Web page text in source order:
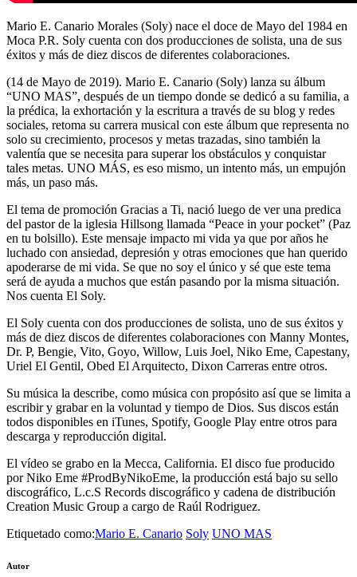
Mario E. Canario Morales (Soly) nace el doce de Mayo del 1984 en
Moca P.R. Soly cuenta con dos producciones de solista, una de sus
éxitos y más de diez discos de diferentes colaboraciones.
(14 de Mayo de 2019). Mario E. Canario (Soly) lanza su álbum
“UNO MAS”, después de un tiempo donde se dedicó a su familia, a
la prédica, la exhortación y la escritura a través de su blog y redes
sociales, retoma su carrera musical con este álbum que representa no
solo su crecimiento, procesos y metas trazadas, sino también la
valentía que se necesita para superar los obstáculos y conquistar
tales metas. UNO MÁS, es eso mismo, un intento más, un empujón
más, un paso más.
El tema de promoción Gracias a Ti, nació luego de ver una predica
del pastor de la iglesia Hillsong llamada “Peace in your pocket” (Paz
en tu bolsillo). Este mensaje impacto mi vida ya que por años he
luchado con ansiedad, depresión y otras emociones que han querido
apoderarse de mi vida. Se que no soy el único y sé que este tema
será de ayuda a muchos que están pasando por la misma situación.
Nos cuenta El Soly.
El Soly cuenta con dos producciones de solista, uno de sus éxitos y
más de diez discos de diferentes colaboraciones con Manny Montes,
Dr. P, Bengie, Vito, Goyo, Willow, Luis Joel, Niko Eme, Capestany,
Uriel El Gentil, Obed El Arquitecto, Dixon Carreras entre otros.
Su música la describe, como música con propósito así que se limita a
escribir y grabar en la voluntad y tiempo de Dios. Sus discos están
todos disponibles en iTunes, Spotify, Google Play entre otros para
descarga y reproducción digital.
El vídeo se grabo en la Mecca, California. El disco fue producido
por Niko Eme #ProdByNikoEme, la producción está bajo su sello
discográfico, L.c.S Records discográfico y cadena de distribución
Creation Music Group a cargo de Raúl Rodriguez.
Etiquetado como:Mario E. Canario Soly UNO MAS
Autor